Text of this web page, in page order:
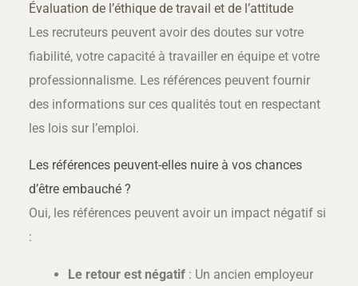
Évaluation de l’éthique de travail et de l’attitude
Les recruteurs peuvent avoir des doutes sur votre
fiabilité, votre capacité à travailler en équipe et votre
professionnalisme. Les références peuvent fournir
des informations sur ces qualités tout en respectant
les lois sur l’emploi.
Les références peuvent-elles nuire à vos chances
d’être embauché ?
Oui, les références peuvent avoir un impact négatif si
:
Le retour est négatif : Un ancien employeur